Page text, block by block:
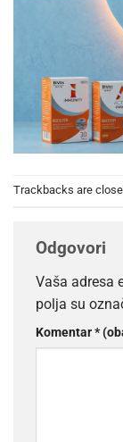
Trackbacks are
Odgovori
Vaša adresa
polja su
Komentar*